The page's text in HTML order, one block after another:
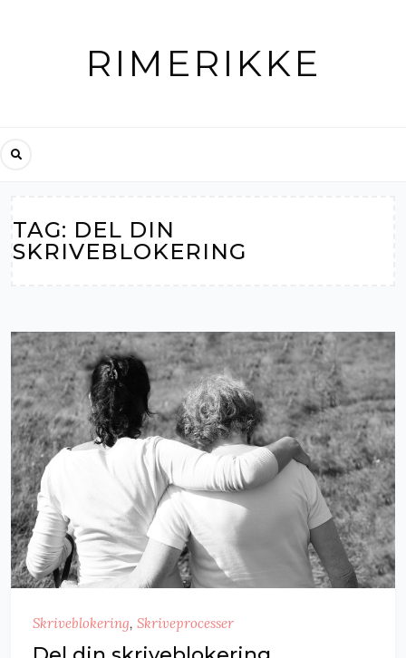
RIMERIKKE
TAG: DEL DIN
SKRIVEBLOKERING
Skriveblokering, Skriveprocesser